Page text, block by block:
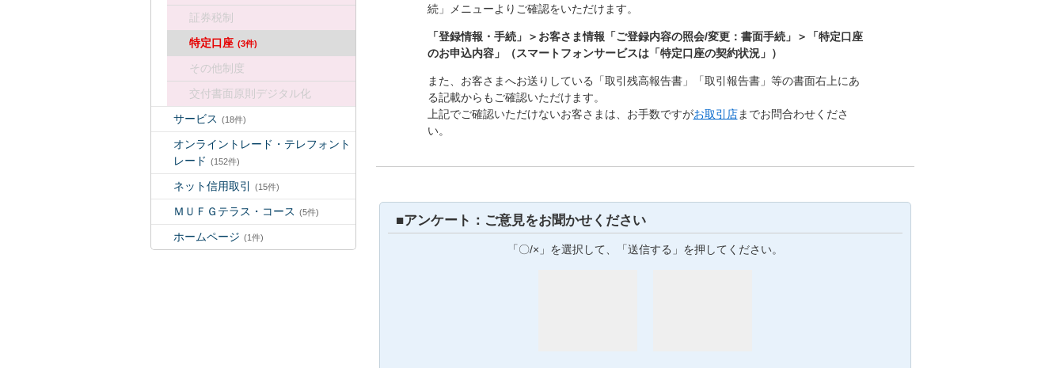
証券税制
特定口座 (3件)
その他制度
交付書面原則デジタル化
サービス (18件)
オンライントレード・テレフォント
レード (152件)
ネット信用取引 (15件)
ＭＵＦＧテラス・コース (5件)
ホームページ (1件)
続」メニューよりご確認をいただけます。
「登録情報・手続」＞お客さま情報「ご登録内容の照会/変更：書面手続」＞「特定口座
のお申込内容」（スマートフォンサービスは「特定口座の契約状況」）
また、お客さまへお送りしている「取引残高報告書」「取引報告書」等の書面右上にあ
る記載からもご確認いただけます。
上記でご確認いただけないお客さまは、お手数ですがお取引店までお問合わせくださ
い。
■アンケート：ご意見をお聞かせください
「〇/×」を選択して、「送信する」を押してください。